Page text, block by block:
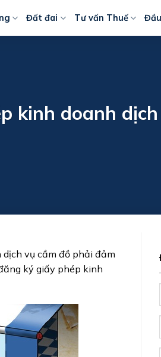
Đất đai Tư vấn Thuế
kinh doanh
vụ cầm đồ phải đảm
ký giấy phép kinh